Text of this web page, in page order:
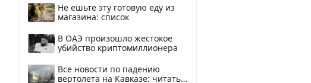
Не ешьте эту готовую еду из
магазина: список
В ОАЭ произошло жестокое
убийство криптомиллионера
Все новости по падению
вертолета на Кавказе: читать